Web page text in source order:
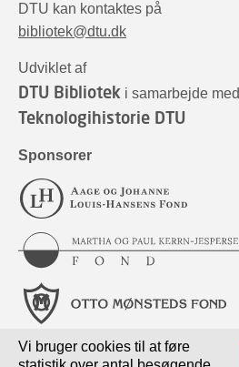
DTU kan kontaktes på
bibliotek@dtu.dk
Udviklet af
DTU Bibliotek i samarbejde med
Teknologihistorie DTU
Sponsorer
Vi bruger cookies til at føre